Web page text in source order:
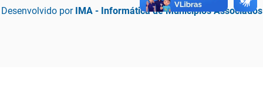
Desenvolvido por IMA - Informática de Municípios Associados